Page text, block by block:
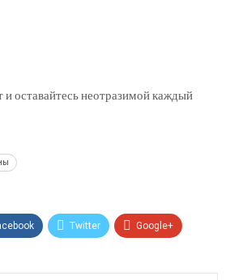
и оставайтесь неотразимой каждый
Twitter Google+